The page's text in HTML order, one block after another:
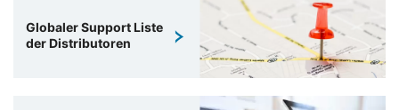
Globaler Support Liste
der Distributoren